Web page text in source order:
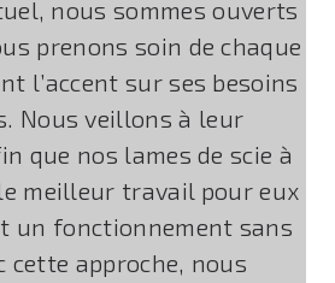
nous sommes ouverts
prenons soin de chaque
l’accent sur ses besoins
Nous veillons à leur
que nos lames de scie à
meilleur travail pour eux
un fonctionnement sans
cette approche, nous